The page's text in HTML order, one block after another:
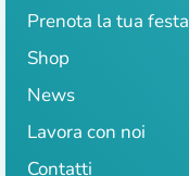
Prenota la tua festa
Shop
News
Lavora con noi
Contatti